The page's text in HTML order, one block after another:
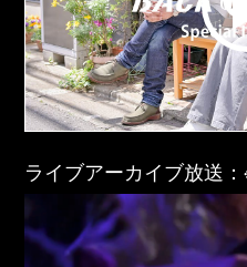
ライブアーカイブ放送